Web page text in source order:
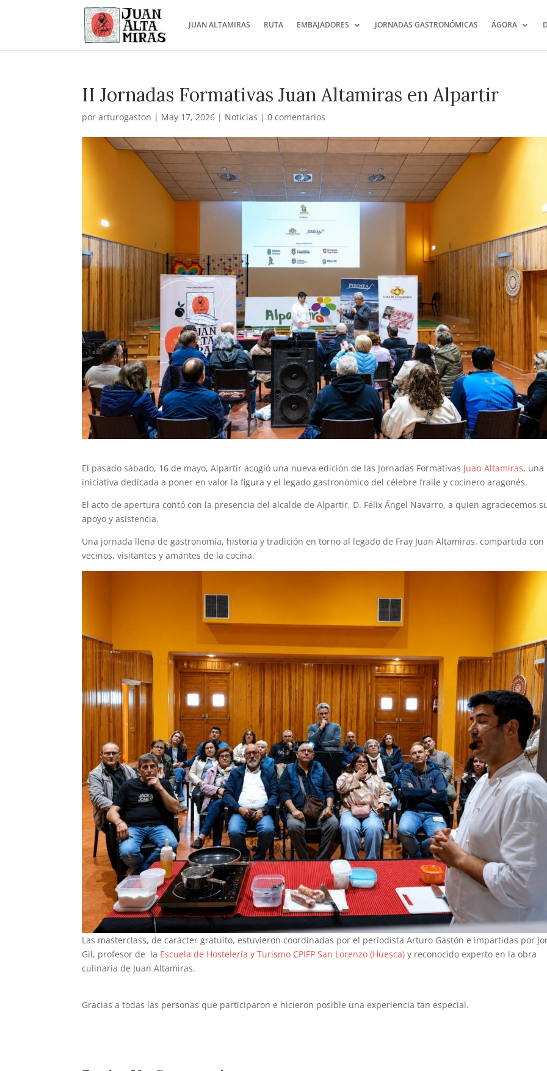
JUAN ALTAMIRAS RUTA EMBAJADORES JORNADAS GASTRONÓMICAS ÁGORA
II Jornadas Formativas Juan Altamiras en Alpartir
porarturogaston | May 17, 2026 | Noticias |0 comentarios
El pasado sábado, 16 de mayo, Alpartir acogió una nueva edición de las Jornadas Formativas Juan Altamiras, una
iniciativa dedicada a poner en valor la figura y el legado gastronómico del célebre fraile y cocinero aragonés.
El acto de apertura contó con la presencia del alcalde de Alpartir, D. Félix Ángel Navarro, a quien agradecemos
apoyo y asistencia.
Una jornada llena de gastronomía, historia y tradición en torno al legado de Fray Juan Altamiras, compartida con
vecinos, visitantes y amantes de la cocina.
Las masterclass, de carácter gratuito, estuvieron coordinadas por el periodista Arturo Gastón e impartidas por
Gil, profesor de la Escuela de Hostelería y Turismo CPIFP San Lorenzo (Huesca) y reconocido experto en la obra
culinaria de Juan Altamiras.
Gracias a todas las personas que participaron e hicieron posible una experiencia tan especial.